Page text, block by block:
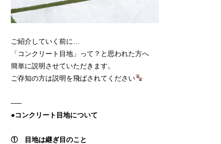
ご紹介していく前に…
「コンクリート目地」って？と思われた方へ
簡単に説明させていただきます。
ご存知の方は説明を飛ばされてください
—–
●コンクリート目地について
① 目地は継ぎ目のこと